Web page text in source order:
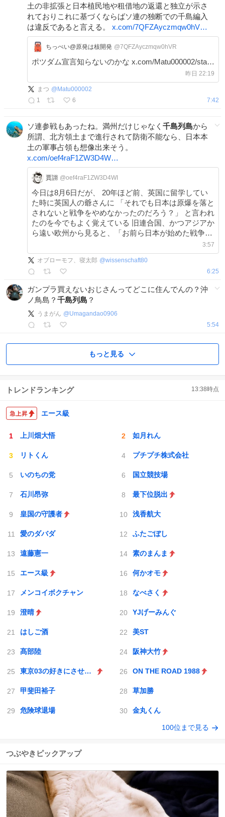
土の非拡張と日本植民地や租借地の返還と独立が示さ
れておりこれに基づくならばソ連の独断での千島編入
は違反であると言える。 x.com/7QFZAyczmqw0hV…
ちっぺい@原発は核開発 @7QFZAyczmqw0hVR
ポツダム宣言知らないのかな x.com/Matu000002/sta…
昨日 22:19
まつ @ Matu000002
1
6 7:42
ソ連参戦もあったね。満州だけじゃなく 千島列島から
所謂、北方領土まで進行されて防衛不能なら、日本本
土の軍事占領も想像出来そう。
x.com/oef4raF1ZW3D4W…
賈詡 @oef4raF1ZW3D4WI
今日は8月6日だが、 20年ほど前、英国に留学してい
た時に英国人の爺さんに 「それでも日本は原爆を落と
されないと戦争をやめなかったのだろう？」 と言われ
たのを今でもよく覚えている 旧連合国、かつアジアか
ら遠い欧州から見ると、「お前ら日本が始めた戦争だ
3:57
オブローモフ、寝太郎 @wissenschaft80
6:25
ガンプラ買えないおじさんってどこに住んでんの？沖
ノ鳥島？ 千島列島 ？
うまがん @Umagandao0906
5:54
もっと見る
トレンドランキング 13:38時点
エース級
上川畑大悟 如月れん
リトくん プチプチ株式会社
いのちの党 国立競技場
石川昂弥 最下位脱出
皇国の守護者 浅香航大
愛のダバダ ふたごぼし
遠藤憲一 素のまんま
エース級 何かオモ
メンコイボクチャン なべさく
澄晴 YJげーみんぐ
はしご酒 美ST
髙部陸 阪神大竹
東京03の好きにさせるかッ ON THE ROAD 1988
甲斐田裕子 草加勝
危険球退場 金丸くん
100位まで見る
つぶやきピックアップ